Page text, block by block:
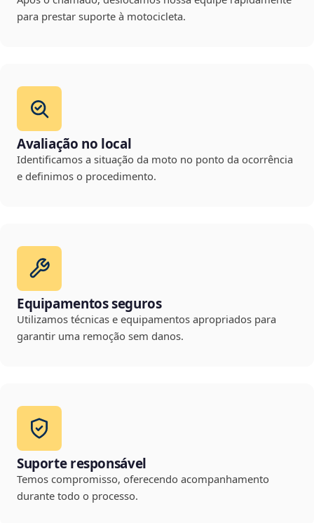
para prestar suporte à motocicleta.
Avaliação no local
Identificamos a situação da moto no ponto da ocorrência
e definimos o procedimento.
Equipamentos seguros
Utilizamos técnicas e equipamentos apropriados para
garantir uma remoção sem danos.
Suporte responsável
Temos compromisso, oferecendo acompanhamento
durante todo o processo.